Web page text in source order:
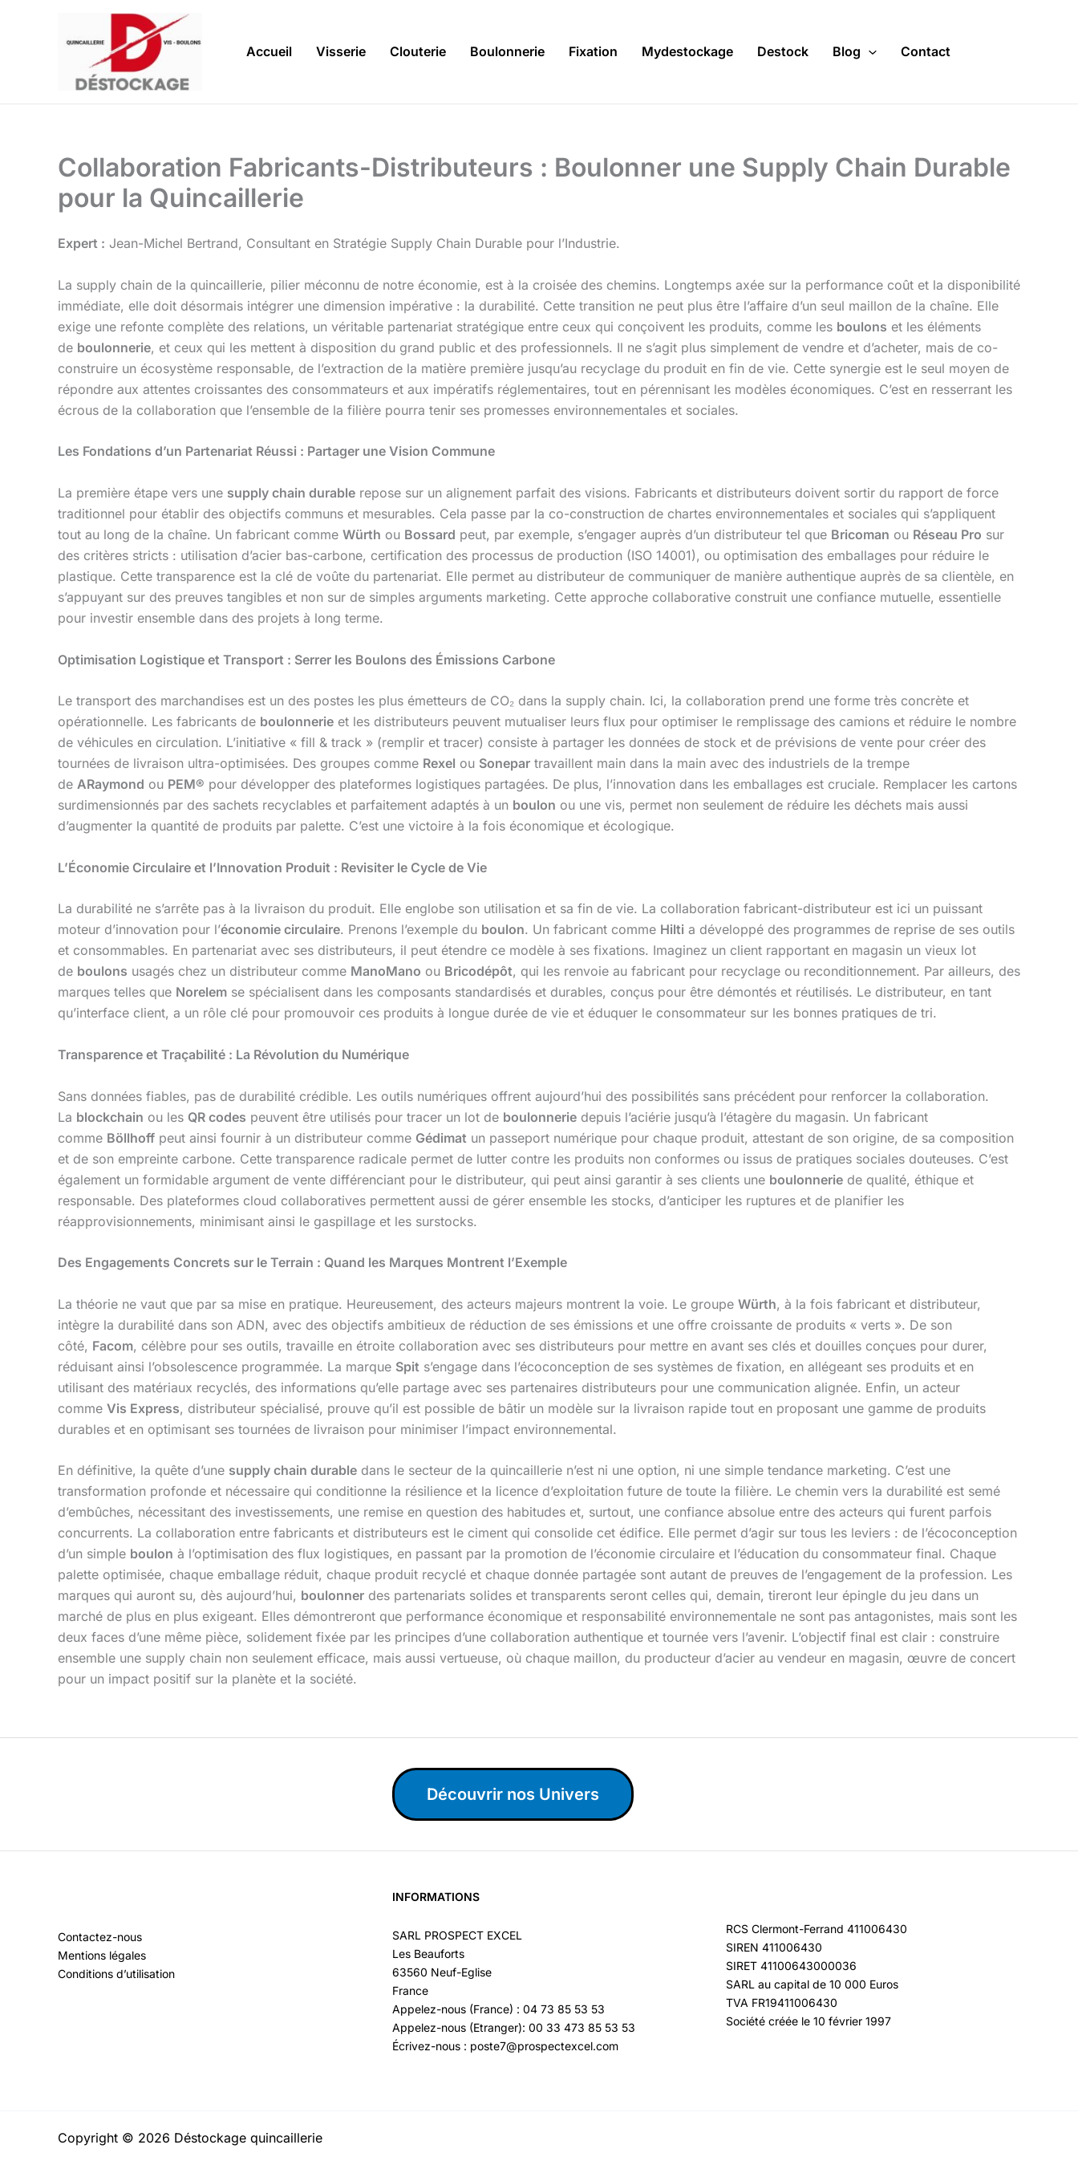
Accueil Visserie Clouterie Boulonnerie Fixation Mydestockage Destock Blog Contact
Collaboration Fabricants-Distributeurs : Boulonner une Supply Chain Durable
pour la Quincaillerie
Expert : Jean-Michel Bertrand, Consultant en Stratégie Supply Chain Durable pour l’Industrie.
La supply chain de la quincaillerie, pilier méconnu de notre économie, est à la croisée des chemins. Longtemps axée sur la performance coût et la disponibilité
immédiate, elle doit désormais intégrer une dimension impérative : la durabilité. Cette transition ne peut plus être l’affaire d’un seul maillon de la chaîne. Elle
exige une refonte complète des relations, un véritable partenariat stratégique entre ceux qui conçoivent les produits, comme les boulons et les éléments
de boulonnerie, et ceux qui les mettent à disposition du grand public et des professionnels. Il ne s’agit plus simplement de vendre et d’acheter, mais de co-
construire un écosystème responsable, de l’extraction de la matière première jusqu’au recyclage du produit en fin de vie. Cette synergie est le seul moyen de
répondre aux attentes croissantes des consommateurs et aux impératifs réglementaires, tout en pérennisant les modèles économiques. C’est en resserrant les
écrous de la collaboration que l’ensemble de la filière pourra tenir ses promesses environnementales et sociales.
Les Fondations d’un Partenariat Réussi : Partager une Vision Commune
La première étape vers une supply chain durable repose sur un alignement parfait des visions. Fabricants et distributeurs doivent sortir du rapport de force
traditionnel pour établir des objectifs communs et mesurables. Cela passe par la co-construction de chartes environnementales et sociales qui s’appliquent
tout au long de la chaîne. Un fabricant comme Würth ou Bossard peut, par exemple, s’engager auprès d’un distributeur tel que Bricoman ou Réseau Pro sur
des critères stricts : utilisation d’acier bas-carbone, certification des processus de production (ISO 14001), ou optimisation des emballages pour réduire le
plastique. Cette transparence est la clé de voûte du partenariat. Elle permet au distributeur de communiquer de manière authentique auprès de sa clientèle, en
s’appuyant sur des preuves tangibles et non sur de simples arguments marketing. Cette approche collaborative construit une confiance mutuelle, essentielle
pour investir ensemble dans des projets à long terme.
Optimisation Logistique et Transport : Serrer les Boulons des Émissions Carbone
Le transport des marchandises est un des postes les plus émetteurs de CO₂ dans la supply chain. Ici, la collaboration prend une forme très concrète et
opérationnelle. Les fabricants de boulonnerie et les distributeurs peuvent mutualiser leurs flux pour optimiser le remplissage des camions et réduire le nombre
de véhicules en circulation. L’initiative « fill & track » (remplir et tracer) consiste à partager les données de stock et de prévisions de vente pour créer des
tournées de livraison ultra-optimisées. Des groupes comme Rexel ou Sonepar travaillent main dans la main avec des industriels de la trempe
de ARaymond ou PEM® pour développer des plateformes logistiques partagées. De plus, l’innovation dans les emballages est cruciale. Remplacer les cartons
surdimensionnés par des sachets recyclables et parfaitement adaptés à un boulon ou une vis, permet non seulement de réduire les déchets mais aussi
d’augmenter la quantité de produits par palette. C’est une victoire à la fois économique et écologique.
L’Économie Circulaire et l’Innovation Produit : Revisiter le Cycle de Vie
La durabilité ne s’arrête pas à la livraison du produit. Elle englobe son utilisation et sa fin de vie. La collaboration fabricant-distributeur est ici un puissant
moteur d’innovation pour l’économie circulaire. Prenons l’exemple du boulon. Un fabricant comme Hilti a développé des programmes de reprise de ses outils
et consommables. En partenariat avec ses distributeurs, il peut étendre ce modèle à ses fixations. Imaginez un client rapportant en magasin un vieux lot
de boulons usagés chez un distributeur comme ManoMano ou Bricodépôt, qui les renvoie au fabricant pour recyclage ou reconditionnement. Par ailleurs, des
marques telles que Norelem se spécialisent dans les composants standardisés et durables, conçus pour être démontés et réutilisés. Le distributeur, en tant
qu’interface client, a un rôle clé pour promouvoir ces produits à longue durée de vie et éduquer le consommateur sur les bonnes pratiques de tri.
Transparence et Traçabilité : La Révolution du Numérique
Sans données fiables, pas de durabilité crédible. Les outils numériques offrent aujourd’hui des possibilités sans précédent pour renforcer la collaboration.
La blockchain ou les QR codes peuvent être utilisés pour tracer un lot de boulonnerie depuis l’aciérie jusqu’à l’étagère du magasin. Un fabricant
comme Böllhoff peut ainsi fournir à un distributeur comme Gédimat un passeport numérique pour chaque produit, attestant de son origine, de sa composition
et de son empreinte carbone. Cette transparence radicale permet de lutter contre les produits non conformes ou issus de pratiques sociales douteuses. C’est
également un formidable argument de vente différenciant pour le distributeur, qui peut ainsi garantir à ses clients une boulonnerie de qualité, éthique et
responsable. Des plateformes cloud collaboratives permettent aussi de gérer ensemble les stocks, d’anticiper les ruptures et de planifier les
réapprovisionnements, minimisant ainsi le gaspillage et les surstocks.
Des Engagements Concrets sur le Terrain : Quand les Marques Montrent l’Exemple
La théorie ne vaut que par sa mise en pratique. Heureusement, des acteurs majeurs montrent la voie. Le groupe Würth, à la fois fabricant et distributeur,
intègre la durabilité dans son ADN, avec des objectifs ambitieux de réduction de ses émissions et une offre croissante de produits « verts ». De son
côté, Facom, célèbre pour ses outils, travaille en étroite collaboration avec ses distributeurs pour mettre en avant ses clés et douilles conçues pour durer,
réduisant ainsi l’obsolescence programmée. La marque Spit s’engage dans l’écoconception de ses systèmes de fixation, en allégeant ses produits et en
utilisant des matériaux recyclés, des informations qu’elle partage avec ses partenaires distributeurs pour une communication alignée. Enfin, un acteur
comme Vis Express, distributeur spécialisé, prouve qu’il est possible de bâtir un modèle sur la livraison rapide tout en proposant une gamme de produits
durables et en optimisant ses tournées de livraison pour minimiser l’impact environnemental.
En définitive, la quête d’une supply chain durable dans le secteur de la quincaillerie n’est ni une option, ni une simple tendance marketing. C’est une
transformation profonde et nécessaire qui conditionne la résilience et la licence d’exploitation future de toute la filière. Le chemin vers la durabilité est semé
d’embûches, nécessitant des investissements, une remise en question des habitudes et, surtout, une confiance absolue entre des acteurs qui furent parfois
concurrents. La collaboration entre fabricants et distributeurs est le ciment qui consolide cet édifice. Elle permet d’agir sur tous les leviers : de l’écoconception
d’un simple boulon à l’optimisation des flux logistiques, en passant par la promotion de l’économie circulaire et l’éducation du consommateur final. Chaque
palette optimisée, chaque emballage réduit, chaque produit recyclé et chaque donnée partagée sont autant de preuves de l’engagement de la profession. Les
marques qui auront su, dès aujourd’hui, boulonner des partenariats solides et transparents seront celles qui, demain, tireront leur épingle du jeu dans un
marché de plus en plus exigeant. Elles démontreront que performance économique et responsabilité environnementale ne sont pas antagonistes, mais sont les
deux faces d’une même pièce, solidement fixée par les principes d’une collaboration authentique et tournée vers l’avenir. L’objectif final est clair : construire
ensemble une supply chain non seulement efficace, mais aussi vertueuse, où chaque maillon, du producteur d’acier au vendeur en magasin, œuvre de concert
pour un impact positif sur la planète et la société.
Découvrir nos Univers
Contactez-nous
Mentions légales
Conditions d’utilisation
INFORMATIONS
SARL PROSPECT EXCEL
Les Beauforts
63560 Neuf-Eglise
France
Appelez-nous (France) : 04 73 85 53 53
Appelez-nous (Etranger): 00 33 473 85 53 53
Écrivez-nous : poste7@prospectexcel.com
RCS Clermont-Ferrand 411006430
SIREN 411006430
SIRET 41100643000036
SARL au capital de 10 000 Euros
TVA FR19411006430
Société créée le 10 février 1997
Copyright © 2026 Déstockage quincaillerie